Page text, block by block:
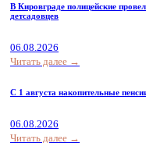
В Кировграде полицейские
детсадовцев
06.08.2026
Читать далее →
С 1 августа накопительные
06.08.2026
Читать далее →